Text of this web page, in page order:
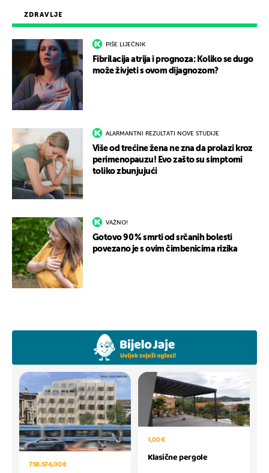
ZDRAVLJE
PIŠE LIJEČNIK
Fibrilacija atrija i prognoza: Koliko se dugo
može živjeti s ovom dijagnozom?
ALARMANTNI REZULTATI NOVE STUDIJE
Više od trećine žena ne zna da prolazi kroz
perimenopauzu! Evo zašto su simptomi
toliko zbunjujući
VAŽNO!
Gotovo 90 % smrti od srčanih bolesti
povezano je s ovim čimbenicima rizika
758.574,00 €
1,00 €
Klasične pergole